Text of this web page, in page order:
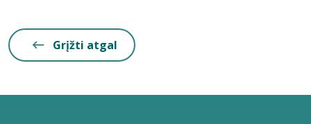
Grįžti atgal